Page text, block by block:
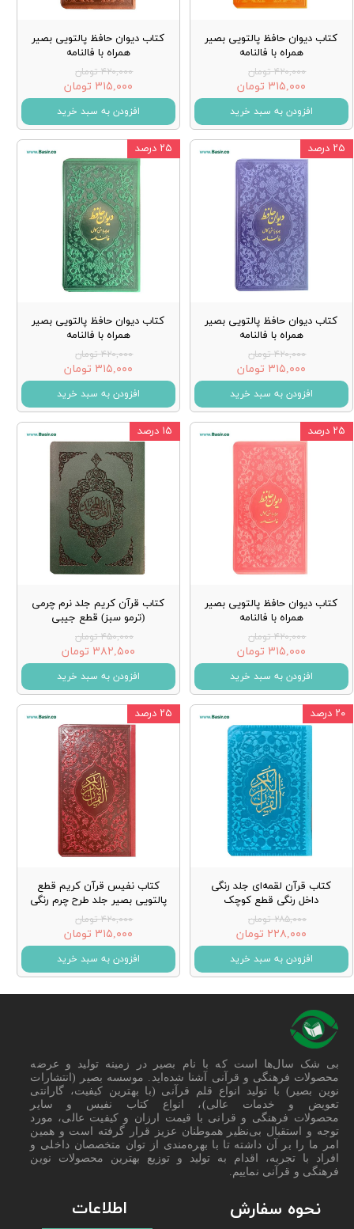
کتاب دیوان حافظ پالتویی بصیر
همراه با فالنامه
۴۲۰,۰۰۰ تومان
۳۱۵,۰۰۰ تومان
افزودن به سبد خرید
کتاب دیوان حافظ پالتویی بصیر
همراه با فالنامه
۴۲۰,۰۰۰ تومان
۳۱۵,۰۰۰ تومان
افزودن به سبد خرید
کتاب دیوان حافظ پالتویی بصیر
همراه با فالنامه
۴۲۰,۰۰۰ تومان
۳۱۵,۰۰۰ تومان
افزودن به سبد خرید
۲۵ درصد
کتاب دیوان حافظ پالتویی بصیر
همراه با فالنامه
۴۲۰,۰۰۰ تومان
۳۱۵,۰۰۰ تومان
افزودن به سبد خرید
۲۵ درصد
کتاب دیوان حافظ پالتویی بصیر
همراه با فالنامه
۴۲۰,۰۰۰ تومان
۳۱۵,۰۰۰ تومان
افزودن به سبد خرید
۲۵ درصد
کتاب قرآن کریم جلد نرم چرمی
(ترمو سبز) قطع جیبی
۴۵۰,۰۰۰ تومان
۳۸۲,۵۰۰ تومان
افزودن به سبد خرید
۱۵ درصد
کتاب قرآن لقمه‌ای جلد رنگی
داخل رنگی قطع کوچک
۲۸۵,۰۰۰ تومان
۲۲۸,۰۰۰ تومان
افزودن به سبد خرید
۲۰ درصد
کتاب نفیس قرآن کریم قطع
پالتویی بصیر جلد طرح چرم رنگی
۴۲۰,۰۰۰ تومان
۳۱۵,۰۰۰ تومان
افزودن به سبد خرید
۲۵ درصد
نحوه سفارش اطلاعات
بی شک سال‌ها است که با نام بصیر در زمینه تولید و عرضه
محصولات فرهنگی و قرآنی آشنا شده‌اید. موسسه بصیر (انتشارات
نوین بصیر) با تولید انواع قلم قرآنی (با بهترین کیفیت، گارانتی
تعویض و خدمات عالی)، انواع کتاب نفیس و سایر
محصولات فرهنگی و قرانی با قیمت ارزان و کیفیت عالی، مورد
توجه و استقبال بی‌نظیر هموطنان عزیز قرار گرفته است و همین
امر ما را بر آن داشته تا با بهره‌مندی از توان متخصصان داخلی و
افراد با تجربه، اقدام به تولید و توزیع بهترین محصولات نوین
فرهنگی و قرآنی نماییم.